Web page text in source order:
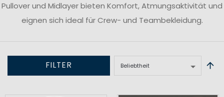
Pullover und Midlayer bieten Komfort, Atmungsaktivität und
eignen sich ideal für Crew- und Teambekleidung.
FILTER